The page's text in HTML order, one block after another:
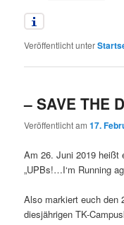
Veröffentlicht unter
– SAVE THE
Veröffentlicht am17.
Am 26. Juni 2019 heißt
„UPBs!…I‘m Running
Also markiert euch den
diesjährigen TK-